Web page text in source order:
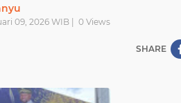
09, 2026 WIB | 0 Views
SHARE